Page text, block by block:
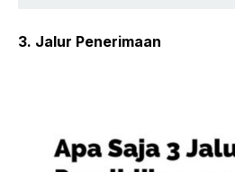
3. Jalur Penerimaan